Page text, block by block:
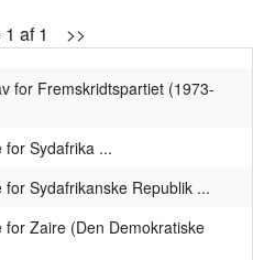
af 1 >>
for Fremskridtspartiet (1973-
Sydafrika ...
Sydafrikanske Republik ...
Zaire (Den Demokratiske